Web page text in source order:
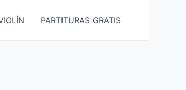
PARTITURAS GRATIS